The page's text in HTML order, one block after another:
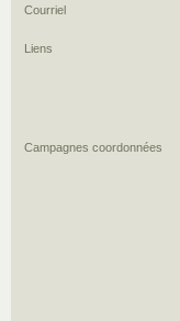
Courriel
Liens
Campagnes coordonnées